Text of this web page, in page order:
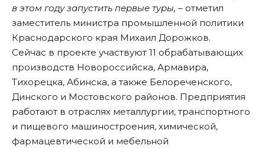
в этом году запустить первые туры, – отметил
заместитель министра промышленной политики
Краснодарского края Михаил Дорожков.
Сейчас в проекте участвуют 11 обрабатывающих
производств Новороссийска, Армавира,
Тихорецка, Абинска, а также Белореченского,
Динского и Мостовского районов. Предприятия
работают в отраслях металлургии, транспортного
и пищевого машиностроения, химической,
фармацевтической и мебельной